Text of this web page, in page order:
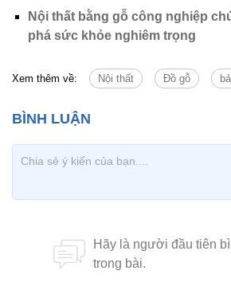
Nội thất bằng gỗ công nghiệp
phá sức khỏe nghiêm trọng
Xem thêm về: Nội thất Đồ gỗ